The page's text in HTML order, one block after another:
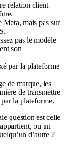
relation client
Meta, mais pas sur
pas le modèle
son
par la plateforme
de marque, les
de transmettre
la plateforme.
question est celle
ou un
d’autre ?